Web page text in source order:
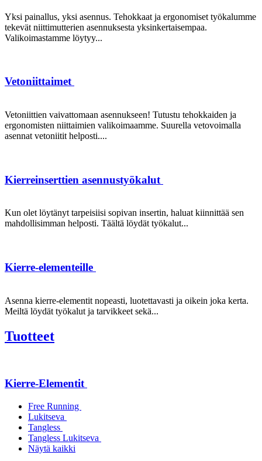
Yksi painallus, yksi asennus. Tehokkaat ja ergonomiset työkalumme
tekevät niittimutterien asennuksesta yksinkertaisempaa.
Valikoimastamme löytyy...
Vetoniittaimet
Vetoniittien vaivattomaan asennukseen! Tutustu tehokkaiden ja
ergonomisten niittaimien valikoimaamme. Suurella vetovoimalla
asennat vetoniitit helposti....
Kierreinserttien asennustyökalut
Kun olet löytänyt tarpeisiisi sopivan insertin, haluat kiinnittää sen
mahdollisimman helposti. Täältä löydät työkalut...
Kierre-elementeille
Asenna kierre-elementit nopeasti, luotettavasti ja oikein joka kerta.
Meiltä löydät työkalut ja tarvikkeet sekä...
Tuotteet
Kierre-Elementit
Free Running
Lukitseva
Tangless
Tangless Lukitseva
Näytä kaikki